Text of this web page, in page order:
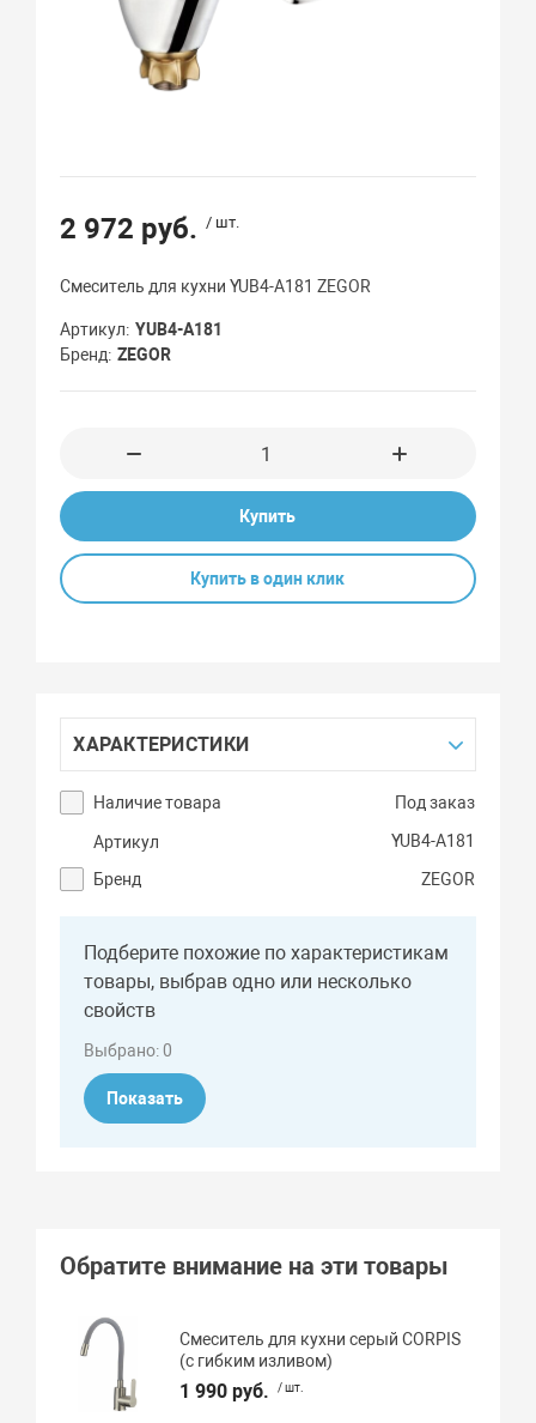
2 972 руб. / шт.
Смеситель для кухни YUB4-A181 ZEGOR
Артикул YUB4-A181
Бренд ZEGOR
Купить
Купить в один клик
ХАРАКТЕРИСТИКИ
Наличие товара Под заказ
Артикул
YUB4-A181
Бренд
ZEGOR
Подберите похожие по характеристикам
товары, выбрав одно или несколько
свойств
Выбрано:0
Показать
Обратите внимание на эти товары
Смеситель для кухни серый CORPIS
(с гибким изливом)
1 990 руб. / шт.